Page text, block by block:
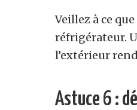
Veillez à ce
réfrigérateur.
l’extérieur
Astuce 6 :